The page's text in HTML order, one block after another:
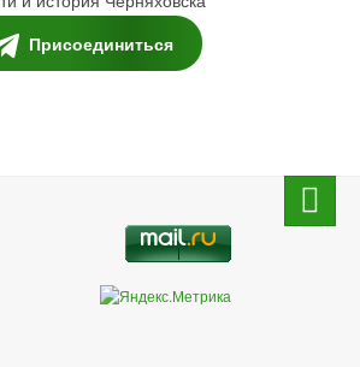
Присоединиться